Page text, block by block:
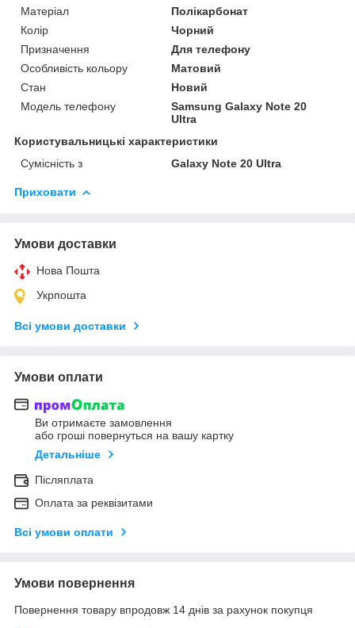
Матеріал
Полікарбонат
Колір
Чорний
Призначення
Для телефону
Особливість кольору
Матовий
Стан
Новий
Модель телефону
Samsung Galaxy Note 20
Ultra
Користувальницькі характеристики
Сумісність з
Galaxy Note 20 Ultra
Приховати
Умови доставки
Нова Пошта
Укрпошта
Всі умови доставки
Умови оплати
Ви отримаєте замовлення
або гроші повернуться на вашу картку
Детальніше
Післяплата
Оплата за реквізитами
Всі умови оплати
Умови повернення
Повернення товару впродовж 14 днів за рахунок покупця